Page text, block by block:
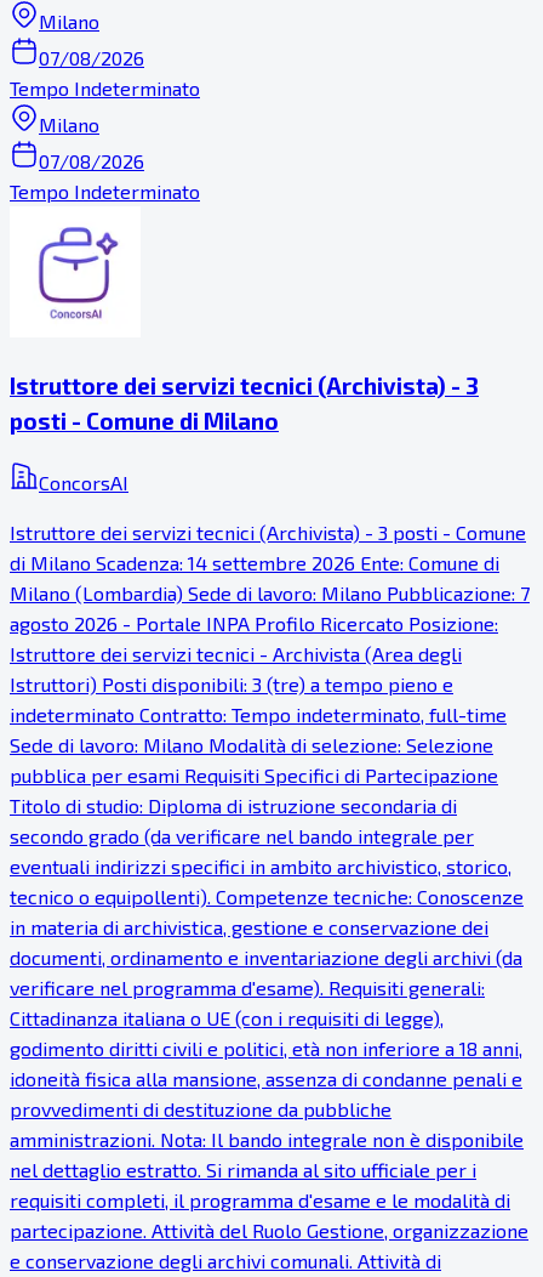
Milano
07/08/2026
Tempo Indeterminato
Milano
07/08/2026
Tempo Indeterminato
Istruttore dei servizi tecnici (Archivista) - 3
posti - Comune di Milano
ConcorsAI
Istruttore dei servizi tecnici (Archivista) - 3 posti - Comune
di Milano Scadenza: 14 settembre 2026 Ente: Comune di
Milano (Lombardia) Sede di lavoro: Milano Pubblicazione: 7
agosto 2026 - Portale INPA Profilo Ricercato Posizione:
Istruttore dei servizi tecnici - Archivista (Area degli
Istruttori) Posti disponibili: 3 (tre) a tempo pieno e
indeterminato Contratto: Tempo indeterminato, full-time
Sede di lavoro: Milano Modalità di selezione: Selezione
pubblica per esami Requisiti Specifici di Partecipazione
Titolo di studio: Diploma di istruzione secondaria di
secondo grado (da verificare nel bando integrale per
eventuali indirizzi specifici in ambito archivistico, storico,
tecnico o equipollenti). Competenze tecniche: Conoscenze
in materia di archivistica, gestione e conservazione dei
documenti, ordinamento e inventariazione degli archivi (da
verificare nel programma d'esame). Requisiti generali:
Cittadinanza italiana o UE (con i requisiti di legge),
godimento diritti civili e politici, età non inferiore a 18 anni,
idoneità fisica alla mansione, assenza di condanne penali e
provvedimenti di destituzione da pubbliche
amministrazioni. Nota: Il bando integrale non è disponibile
nel dettaglio estratto. Si rimanda al sito ufficiale per i
requisiti completi, il programma d'esame e le modalità di
partecipazione. Attività del Ruolo Gestione, organizzazione
e conservazione degli archivi comunali. Attività di